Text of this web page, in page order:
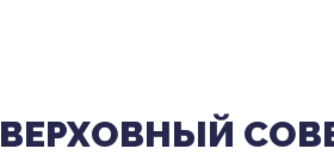
ВЕРХОВНЫЙ